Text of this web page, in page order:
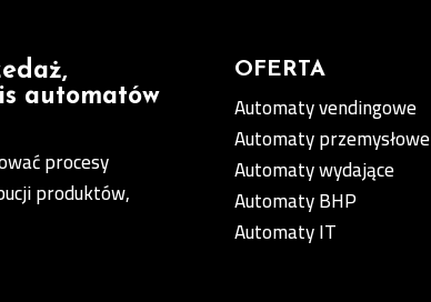
automatów
procesy
produktów,
OFERTA
Automaty vendingowe
Automaty przemysłowe
Automaty wydające
Automaty BHP
Automaty IT